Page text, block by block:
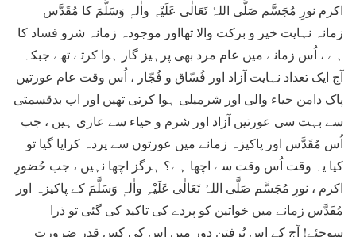
اکرم نورِ مُجَسَّم صَلَّی اللہُ تَعَالٰی عَلَیْہِ واٰلہٖ وَسَلَّمَ کا مُقَدَّس
زمانہ نہایت خیر و برکت والا تھااور موجودہ زمانہ شرو فساد کا
ہے ، اُس زمانے میں عام مرد بھی پرہیز گار ہوا کرتے تھے جبکہ
آج ایک تعداد نہایت آزاد اور فُسّاق و فُجّار ، اُس وقت عام عورتیں
پاک دامن حیاء والی اور شرمیلی ہوا کرتی تھیں اور اب بدقسمتی
سے بہت سی عورتیں آزاد اور شرم و حیاء سے عاری ہیں ، جب
اُس مُقَدَّس اور پاکیزہ زمانے میں عورتوں سے پردہ کرایا گیا تو
کیا یہ وقت اُس وقت سے اچھا ہے؟ ہرگز اچھا نہیں ، جب حُضورِ
اکرم ، نورِ مُجَسَّم صَلَّی اللہُ تَعَالٰی عَلَیْہِ واٰلہٖ وَسَلَّمَ کے پاکیزہ اور
مُقَدَّس زمانے میں خواتین کو پردے کی تاکید کی گئی تو ذرا
سوچئے! آج کے اِس پُرفِتن دور میں اِس کی کس قدر ضرورت